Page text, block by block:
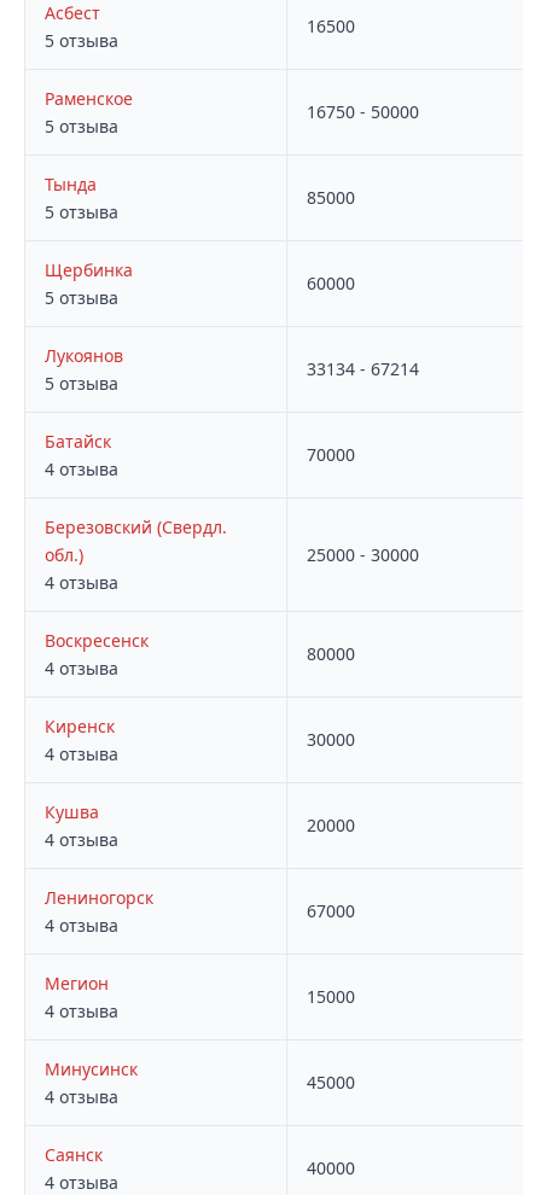
Асбест
5 отзыва
16500
Раменское
5 отзыва
16750 - 50000
Тында
5 отзыва
85000
Щербинка
5 отзыва
60000
Лукоянов
5 отзыва
33134 - 67214
Батайск
4 отзыва
70000
Березовский (Свердл.
обл.)
4 отзыва
25000 - 30000
Воскресенск
4 отзыва
80000
Киренск
4 отзыва
30000
Кушва
4 отзыва
20000
Лениногорск
4 отзыва
67000
Мегион
4 отзыва
15000
Минусинск
4 отзыва
45000
Саянск
4 отзыва
40000